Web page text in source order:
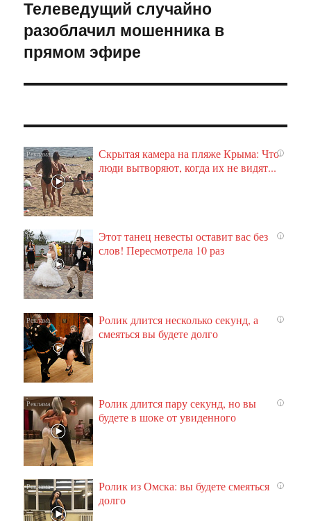
Следующая
запись:
Телеведущий случайно
разоблачил мошенника в
прямом эфире
i
Скрытая камера на пляже Крыма: Что
люди вытворяют, когда их не видят...
i
Этот танец невесты оставит вас без
слов! Пересмотрела 10 раз
i
Ролик длится несколько секунд, а
смеяться вы будете долго
i
Ролик длится пару секунд, но вы
будете в шоке от увиденного
i
Ролик из Омска: вы будете смеяться
долго